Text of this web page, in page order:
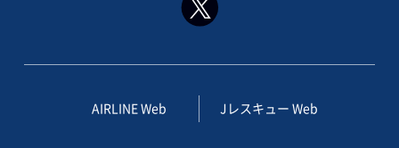
AIRLINE Web Jレスキュー Web